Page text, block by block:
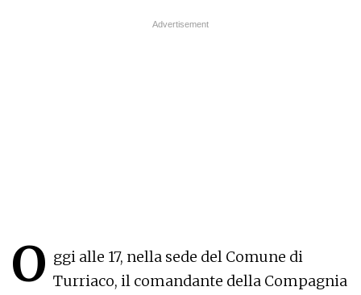
O ggi alle 17, nella sede del Comune di
Turriaco, il comandante della Compagnia